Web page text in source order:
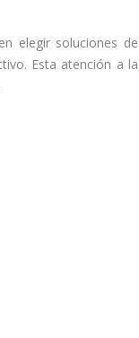
elegir soluciones de
Esta atención a la